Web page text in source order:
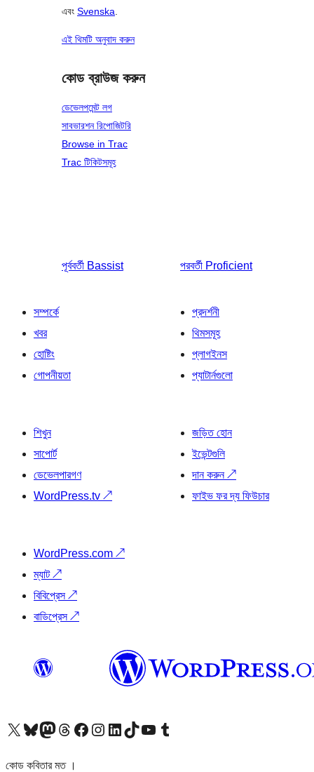
এবং Svenska.
এই থিমটি অনুবাদ করুন
কোড ব্রাউজ করুন
ডেভেলপমেন্ট লগ
সাবভারশন রিপোজিটরি
Browse in Trac
Trac টিকিটসমূহ
পূর্ববর্তী Bassist পরবর্তী Proficient
সম্পর্কে
খবর
হোষ্টিং
গোপনীয়তা
প্রদর্শনী
থিমসমূহ
প্লাগইনস
প্যাটার্নগুলো
শিখুন
সাপোর্ট
ডেভেলপারগণ
WordPress.tv ↗
জড়িত হোন
ইভেন্টগুলি
দান করুন↗
ফাইভ ফর দ্য ফিউচার
WordPress.com ↗
ম্যাট↗
বিবিপ্রেস↗
বাডিপ্রেস↗
আমাদের X (আগের টুইটার) অ্যাকাউন্টে যানআমাদের Bluesky অ্যাকাউন্টটি দেখুনআমাদের মাস্টোডন অ্যাকাউন্টটি দেখুনআমাদের থ্রেডস অ্যাকাউন্টটি দেখুনআমাদের ফেসবুক পেজ দেখুনআমাদের ইন্সটাগ্রাম অ্যাকাউন্ট দেখুনআমাদের লিঙ্কডইন অ্যাকাউন্টে যানআমাদের TikTok অ্যাকাউন্টটি দেখুনআমাদের ইউটিউব চ্যানেলে যান আমাদের টাম্বলার অ্যাকাউন্ট দেখুন
কোড কবিতার মত ।